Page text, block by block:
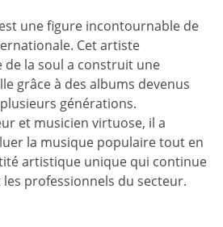
une figure incontournable de
Cet artiste
de la soul a construit une
grâce à des albums devenus
générations.
et musicien virtuose, il a
la musique populaire tout en
artistique unique qui continue
les professionnels du secteur.